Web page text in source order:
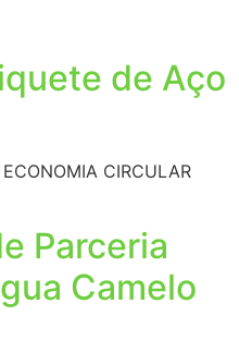
de Aço
CIRCULAR
Parceria
Camelo